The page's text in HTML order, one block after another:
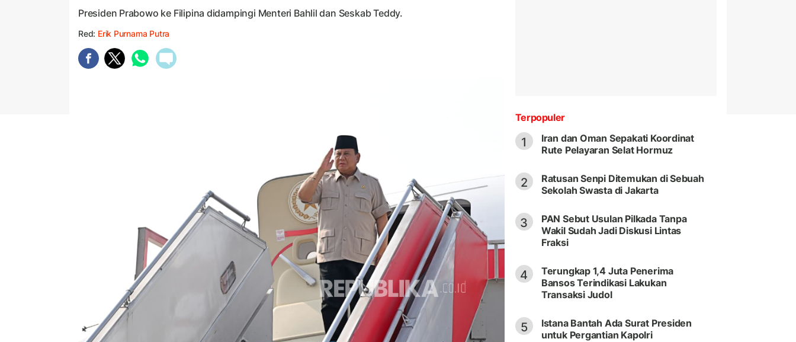
Presiden Prabowo ke Filipina didampingi Menteri Bahlil dan Seskab Teddy.
Red: Erik Purnama Putra
Terpopuler
1
Iran dan Oman Sepakati Koordinat
Rute Pelayaran Selat Hormuz
2
Ratusan Senpi Ditemukan di Sebuah
Sekolah Swasta di Jakarta
3
PAN Sebut Usulan Pilkada Tanpa
Wakil Sudah Jadi Diskusi Lintas
Fraksi
4
Terungkap 1,4 Juta Penerima
Bansos Terindikasi Lakukan
Transaksi Judol
5
Istana Bantah Ada Surat Presiden
untuk Pergantian Kapolri